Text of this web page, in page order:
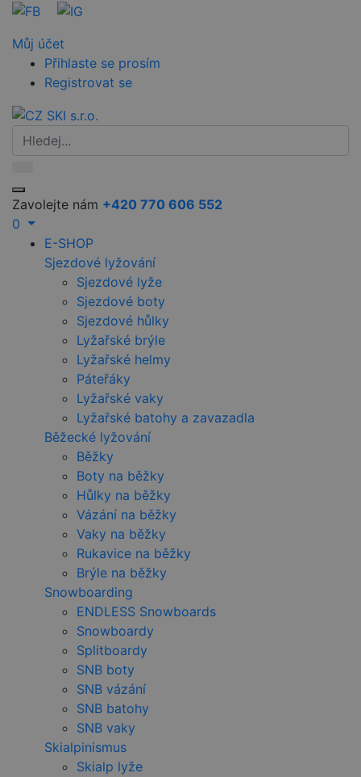
Můj účet
Přihlaste se prosím
Registrovat se
Zavolejte nám +420 770 606 552
0
E-SHOP
Sjezdové lyžování
Sjezdové lyže
Sjezdové boty
Sjezdové hůlky
Lyžařské brýle
Lyžařské helmy
Páteřáky
Lyžařské vaky
Lyžařské batohy a zavazadla
Běžecké lyžování
Běžky
Boty na běžky
Hůlky na běžky
Vázání na běžky
Vaky na běžky
Rukavice na běžky
Brýle na běžky
Snowboarding
ENDLESS Snowboards
Snowboardy
Splitboardy
SNB boty
SNB vázání
SNB batohy
SNB vaky
Skialpinismus
Skialp lyže